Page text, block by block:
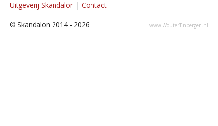
Uitgeverij Skandalon | Contact
www.WouterTinbergen.nl
© Skandalon 2014 - 2026